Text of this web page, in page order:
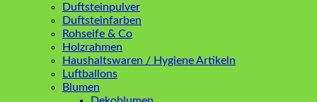
Duftsteinpulver
Duftsteinfarben
Rohseife & Co
Holzrahmen
Haushaltswaren / Hygiene Artikeln
Luftballons
Blumen